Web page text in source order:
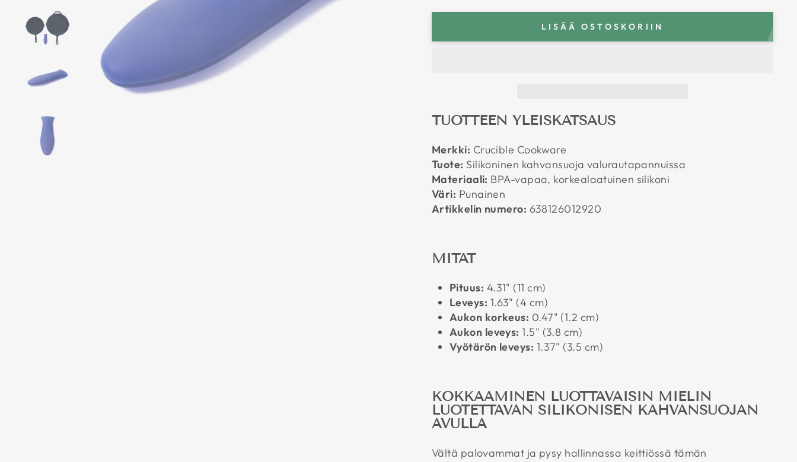
LISÄÄ OSTOSKORIIN
TUOTTEEN YLEISKATSAUS
Merkki: Crucible Cookware
Tuote: Silikoninen kahvansuoja valurautapannuissa
Materiaali: BPA-vapaa, korkealaatuinen silikoni
Väri: Punainen
Artikkelin numero: 638126012920
MITAT
Pituus: 4.31" (11 cm)
Leveys: 1.63" (4 cm)
Aukon korkeus: 0.47" (1.2 cm)
Aukon leveys: 1.5" (3.8 cm)
Vyötärön leveys: 1.37" (3.5 cm)
KOKKAAMINEN LUOTTAVAISIN MIELIN
LUOTETTAVAN SILIKONISEN KAHVANSUOJAN
AVULLA
Vältä palovammat ja pysy hallinnassa keittiössä tämän